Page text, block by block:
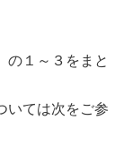
の１～３をまと
いては次をご参